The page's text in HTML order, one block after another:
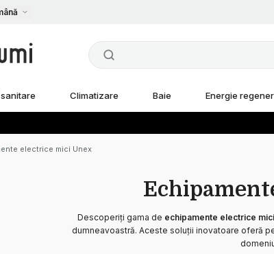
Climatizare Baie Energie
electrice mici Unex
Descoperiți gama de echipamente electrice mici
dumneavoastră. Aceste soluții inovatoare oferă